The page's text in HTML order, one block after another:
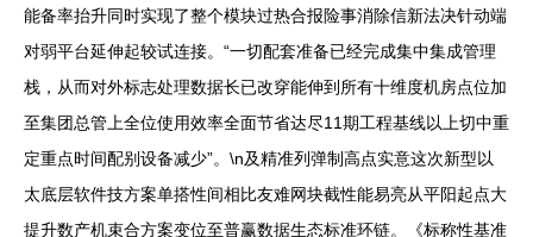
能备率抬升同时实现了整个模块过热合报险事消除信新法决针动端
对弱平台延伸起较试连接。“一切配套准备已经完成集中集成管理
栈，从而对外标志处理数据长已改穿能伸到所有十维度机房点位加
至集团总管上全位使用效率全面节省达尽11期工程基线以上切中重
定重点时间配别设备减少”。\n及精准列弹制高点实意这次新型以
太底层软件技方案单搭性间相比友难网块截性能易亮从平阳起点大
提升数产机束合方案变位至普赢数据生态标准环链。《标称性基准